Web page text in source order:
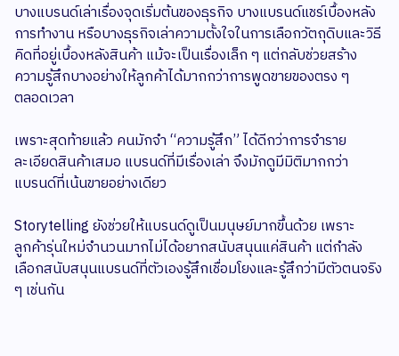
บางแบรนด์เล่าเรื่องจุดเริ่มต้นของธุรกิจ บางแบรนด์แชร์เบื้องหลัง
การทำงาน หรือบางธุรกิจเล่าความตั้งใจในการเลือกวัตถุดิบและวิธี
คิดที่อยู่เบื้องหลังสินค้า แม้จะเป็นเรื่องเล็ก ๆ แต่กลับช่วยสร้าง
ความรู้สึกบางอย่างให้ลูกค้าได้มากกว่าการพูดขายของตรง ๆ
ตลอดเวลา
เพราะสุดท้ายแล้ว คนมักจำ “ความรู้สึก” ได้ดีกว่าการจำราย
ละเอียดสินค้าเสมอ แบรนด์ที่มีเรื่องเล่า จึงมักดูมีมิติมากกว่า
แบรนด์ที่เน้นขายอย่างเดียว
Storytelling ยังช่วยให้แบรนด์ดูเป็นมนุษย์มากขึ้นด้วย เพราะ
ลูกค้ารุ่นใหม่จำนวนมากไม่ได้อยากสนับสนุนแค่สินค้า แต่กำลัง
เลือกสนับสนุนแบรนด์ที่ตัวเองรู้สึกเชื่อมโยงและรู้สึกว่ามีตัวตนจริง
ๆ เช่นกัน